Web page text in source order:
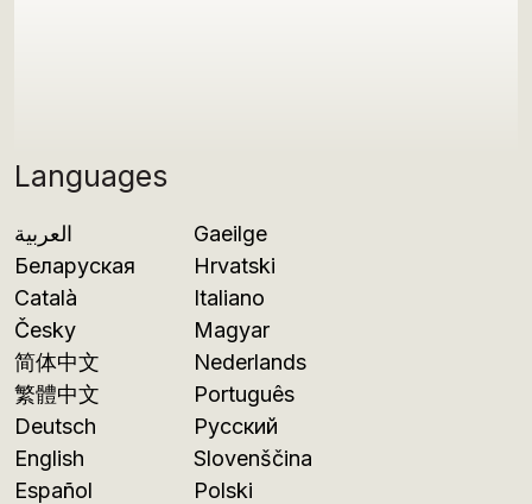
Languages
العربية
Беларуская
Català
Česky
简体中文
繁體中文
Deutsch
English
Español
Gaeilge
Hrvatski
Italiano
Magyar
Nederlands
Português
Русский
Slovenščina
Polski